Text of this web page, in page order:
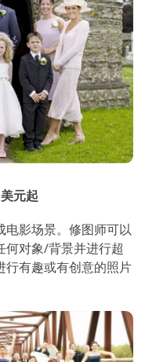
元起
电影场景。修图师可以
何对象/背景并进行超
行有趣或有创意的照片